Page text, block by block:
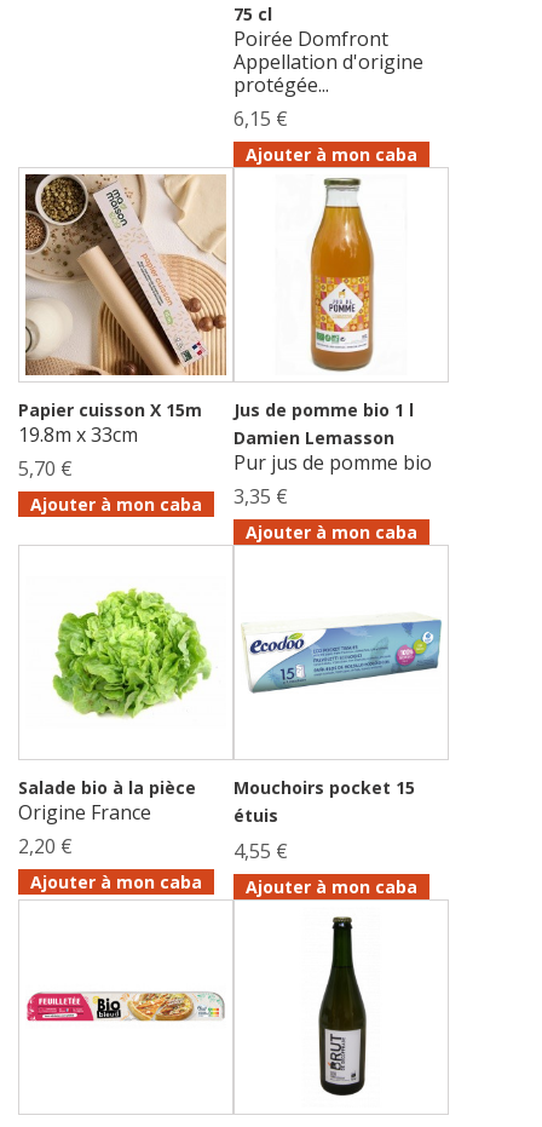
75 cl
Poirée Domfront
Appellation d'origine
protégée...
6,15 €
Ajouter à mon caba
Papier cuisson X 15m
19.8m x 33cm
5,70 €
Ajouter à mon caba
Jus de pomme bio 1 l
Damien Lemasson
Pur jus de pomme bio
3,35 €
Ajouter à mon caba
Salade bio à la pièce
Origine France
2,20 €
Ajouter à mon caba
Mouchoirs pocket 15
étuis
4,55 €
Ajouter à mon caba